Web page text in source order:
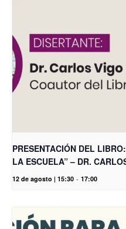
PRESENTACIÓN DEL
LA ESCUELA” – DR.
12 de agosto | 15:30 - 17:00